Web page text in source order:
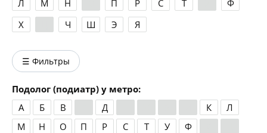
Л
М Н П Р С Т
Ф
Х
Ч Ш Э Я
☰ Фильтры
Подолог (подиатр) у метро:
А
Б В Д К
Л
М
Н О П Р С Т У Ф